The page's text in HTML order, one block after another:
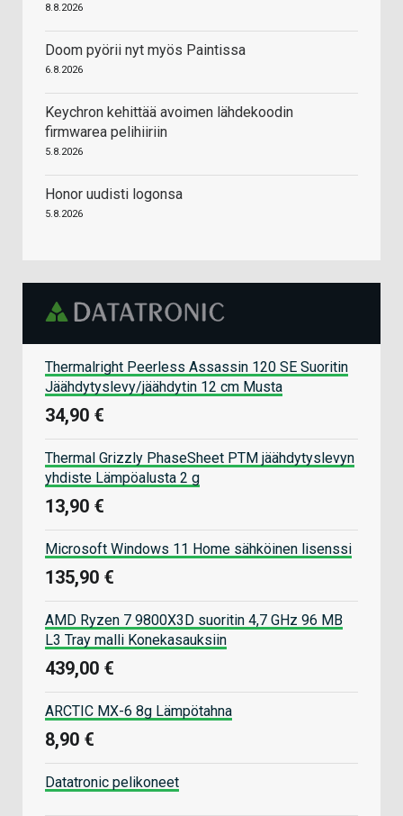
8.8.2026
Doom pyörii nyt myös Paintissa
6.8.2026
Keychron kehittää avoimen lähdekoodin
firmwarea pelihiiriin
5.8.2026
Honor uudisti logonsa
5.8.2026
Thermalright Peerless Assassin 120 SE Suoritin
Jäähdytyslevy/jäähdytin 12 cm Musta
34,90 €
Thermal Grizzly PhaseSheet PTM jäähdytyslevyn
yhdiste Lämpöalusta 2 g
13,90 €
Microsoft Windows 11 Home sähköinen lisenssi
135,90 €
AMD Ryzen 7 9800X3D suoritin 4,7 GHz 96 MB
L3 Tray malli Konekasauksiin
439,00 €
ARCTIC MX-6 8g Lämpötahna
8,90 €
Datatronic pelikoneet